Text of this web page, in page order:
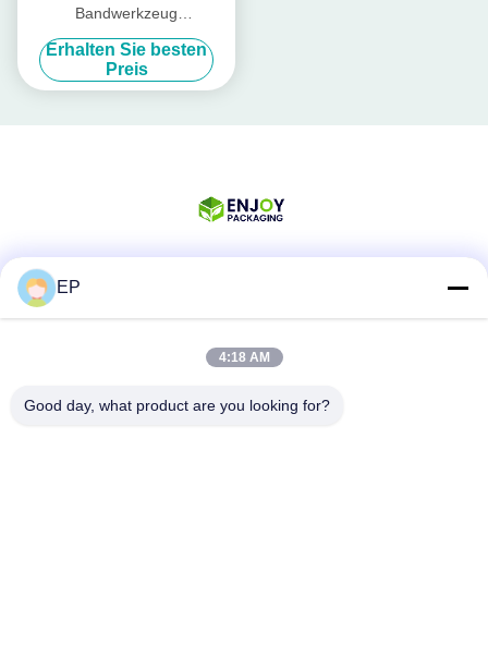
Bandwerkzeug
Wiederaufladbares Pp-
Bandwerkzeug PET-Band 13
mm - 19 mm
Erhalten Sie besten
Preis
Schnelle Kontaktaufnahme
EP
4:18 AM
Good day, what product are you looking for?